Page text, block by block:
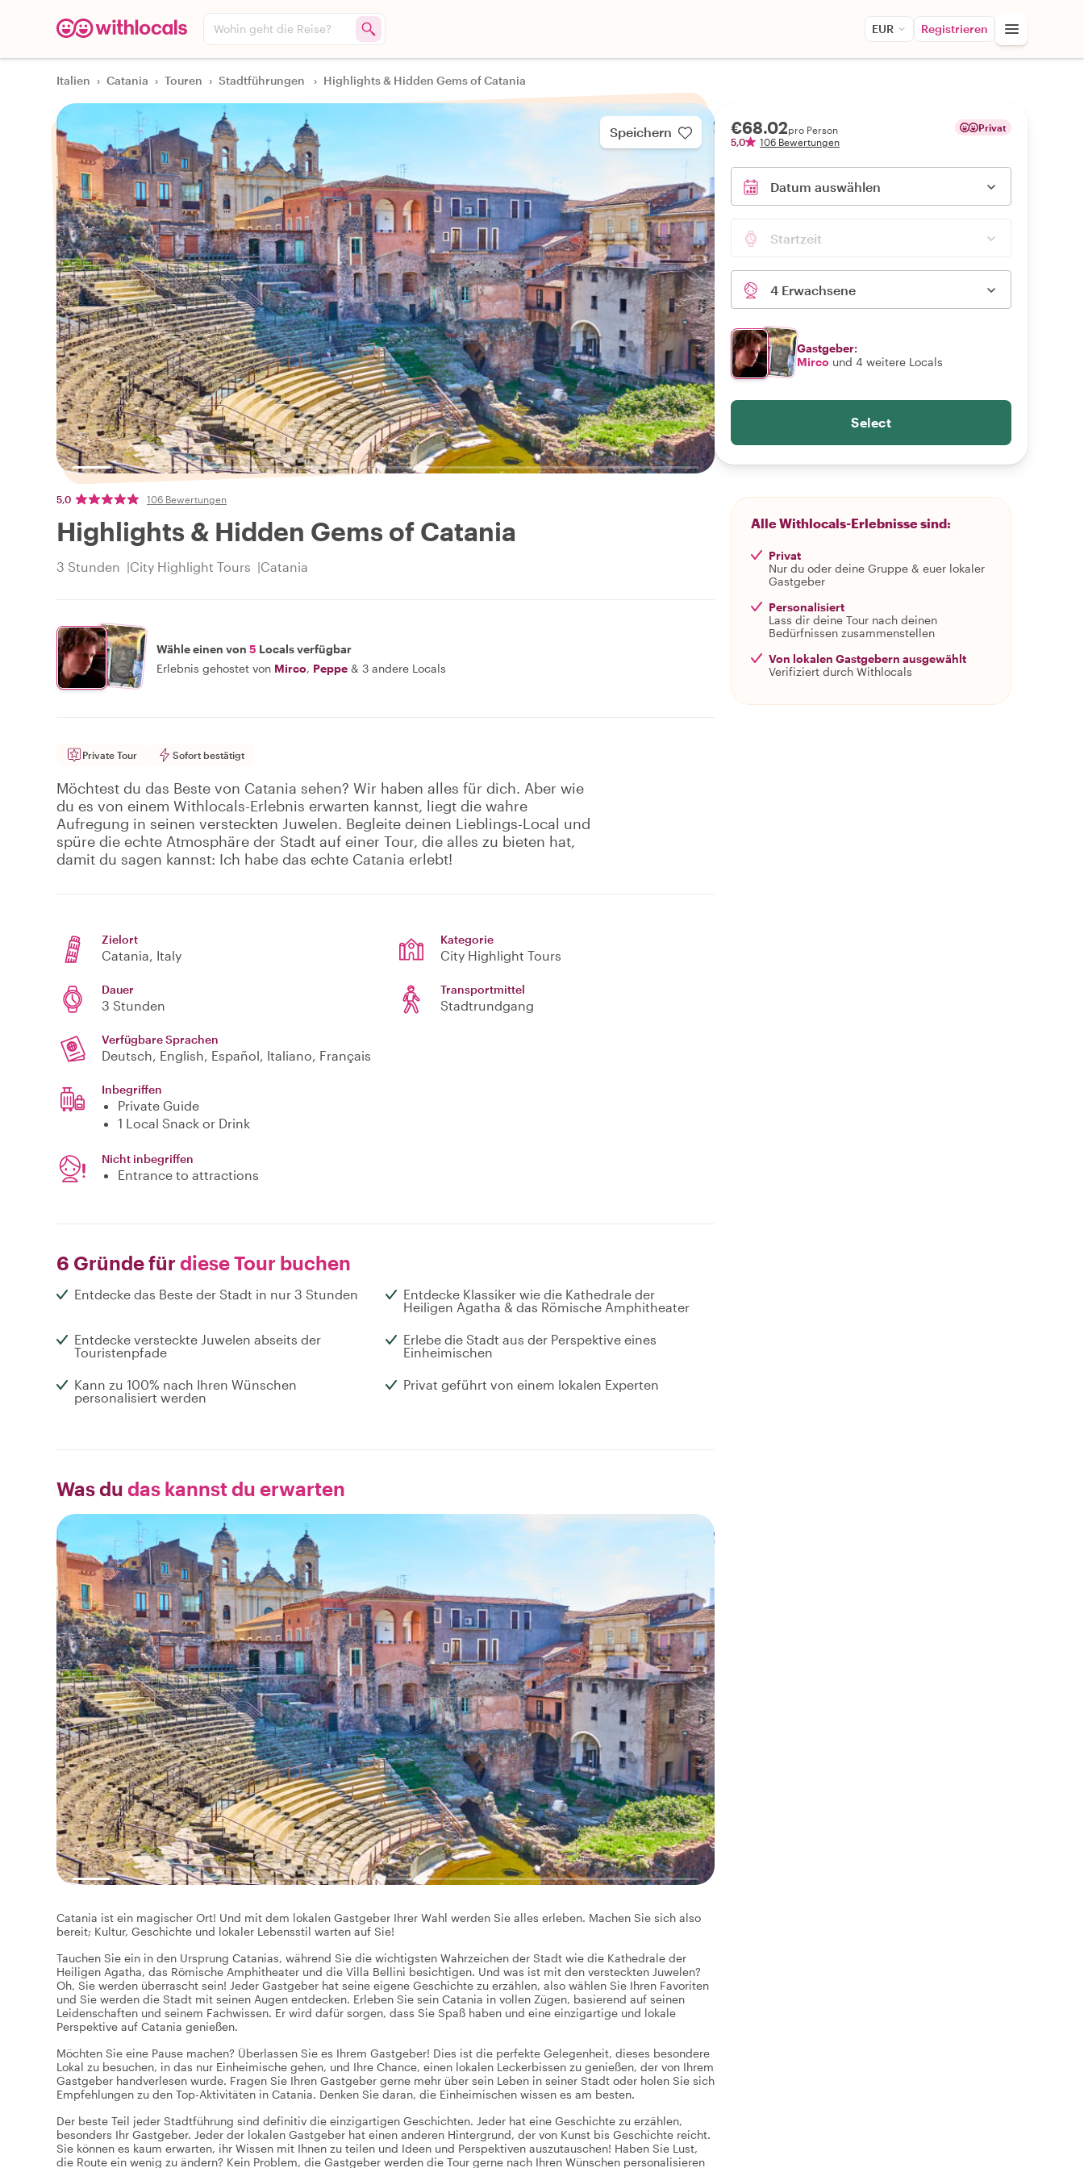
Wohin geht die Reise? EUR Registrieren
Italien › Catania › Touren › Stadtführungen › Highlights & Hidden Gems of Catania
Speichern
5,0 106 Bewertungen
Highlights & Hidden Gems of Catania
3 Stunden City Highlight Tours Catania
Wähle einen von 5 Locals verfügbar
Erlebnis gehostet von Mirco, Peppe & 3 andere Locals
Private Tour Sofort bestätigt
Möchtest du das Beste von Catania sehen? Wir haben alles für dich. Aber wie
du es von einem Withlocals-Erlebnis erwarten kannst, liegt die wahre
Aufregung in seinen versteckten Juwelen. Begleite deinen Lieblings-Local und
spüre die echte Atmosphäre der Stadt auf einer Tour, die alles zu bieten hat,
damit du sagen kannst: Ich habe das echte Catania erlebt!
Zielort
Catania, Italy
Kategorie
City Highlight Tours
Dauer
3 Stunden
Transportmittel
Stadtrundgang
Verfügbare Sprachen
Deutsch, English, Español, Italiano, Français
Inbegriffen
Private Guide
1 Local Snack or Drink
Nicht inbegriffen
Entrance to attractions
6 Gründe für diese Tour buchen
Entdecke das Beste der Stadt in nur 3 Stunden
Entdecke Klassiker wie die Kathedrale der
Heiligen Agatha & das Römische Amphitheater
Entdecke versteckte Juwelen abseits der
Touristenpfade
Erlebe die Stadt aus der Perspektive eines
Einheimischen
Kann zu 100% nach Ihren Wünschen
personalisiert werden
Privat geführt von einem lokalen Experten
Was du das kannst du erwarten
Catania ist ein magischer Ort! Und mit dem lokalen Gastgeber Ihrer Wahl werden Sie alles erleben. Machen Sie sich also
bereit; Kultur, Geschichte und lokaler Lebensstil warten auf Sie!
Tauchen Sie ein in den Ursprung Catanias, während Sie die wichtigsten Wahrzeichen der Stadt wie die Kathedrale der
Heiligen Agatha, das Römische Amphitheater und die Villa Bellini besichtigen. Und was ist mit den versteckten Juwelen?
Oh, Sie werden überrascht sein! Jeder Gastgeber hat seine eigene Geschichte zu erzählen, also wählen Sie Ihren Favoriten
und Sie werden die Stadt mit seinen Augen entdecken. Erleben Sie sein Catania in vollen Zügen, basierend auf seinen
Leidenschaften und seinem Fachwissen. Er wird dafür sorgen, dass Sie Spaß haben und eine einzigartige und lokale
Perspektive auf Catania genießen.
Möchten Sie eine Pause machen? Überlassen Sie es Ihrem Gastgeber! Dies ist die perfekte Gelegenheit, dieses besondere
Lokal zu besuchen, in das nur Einheimische gehen, und Ihre Chance, einen lokalen Leckerbissen zu genießen, der von Ihrem
Gastgeber handverlesen wurde. Fragen Sie Ihren Gastgeber gerne mehr über sein Leben in seiner Stadt oder holen Sie sich
Empfehlungen zu den Top-Aktivitäten in Catania. Denken Sie daran, die Einheimischen wissen es am besten.
Der beste Teil jeder Stadtführung sind definitiv die einzigartigen Geschichten. Jeder hat eine Geschichte zu erzählen,
besonders Ihr Gastgeber. Jeder der lokalen Gastgeber hat einen anderen Hintergrund, der von Kunst bis Geschichte reicht.
Sie können es kaum erwarten, ihr Wissen mit Ihnen zu teilen und Ideen und Perspektiven auszutauschen! Haben Sie Lust,
die Route ein wenig zu ändern? Kein Problem, die Gastgeber werden die Tour gerne nach Ihren Wünschen personalisieren
€68.02pro Person
5,0
106 Bewertungen
Privat
Datum auswählen
Startzeit
4 Erwachsene
Gastgeber:
Mirco und 4 weitere Locals
Select
Alle Withlocals-Erlebnisse sind:
Privat
Nur du oder deine Gruppe & euer lokaler
Gastgeber
Personalisiert
Lass dir deine Tour nach deinen
Bedürfnissen zusammenstellen
Von lokalen Gastgebern ausgewählt
Verifiziert durch Withlocals